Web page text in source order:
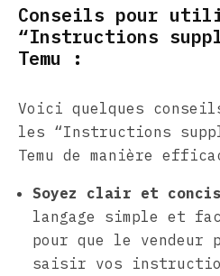
Conseils pour
“Instructions
Temu :
Voici quelques
les “Instructions
Temu de manière
Soyez clair et
langage simple et
pour que le vendeur
saisir vos